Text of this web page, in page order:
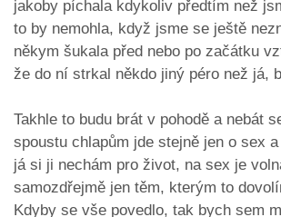
jakoby píchala kdykoliv předtím než
to by nemohla, když jsme se ještě
někym šukala před nebo po začátku
že do ní strkal někdo jiný péro než já,
Takhle to budu brát v pohodě a nebát
spoustu chlapům jde stejně jen o sex
já si ji nechám pro život, na sex je
samozdřejmě jen těm, kterým to
Kdyby se vše povedlo, tak bych sem